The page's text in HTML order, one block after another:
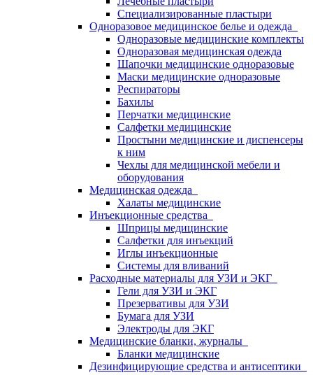
Специализированные пластыри
Одноразовое медицинское белье и одежда
Одноразовые медицинские комплекты
Одноразовая медицинская одежда
Шапочки медицинские одноразовые
Маски медицинские одноразовые
Респираторы
Бахилы
Перчатки медицинские
Салфетки медицинские
Простыни медицинские и диспенсеры
к ним
Чехлы для медицинской мебели и
оборудования
Медицинская одежда
Халаты медицинские
Инъекционные средства
Шприцы медицинские
Салфетки для инъекций
Иглы инъекционные
Системы для вливаний
Расходные материалы для УЗИ и ЭКГ
Гели для УЗИ и ЭКГ
Презервативы для УЗИ
Бумага для УЗИ
Электроды для ЭКГ
Медицинские бланки, журналы
Бланки медицинские
Дезинфицирующие средства и антисептики